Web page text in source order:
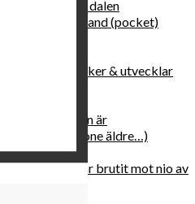
i gröna dalen
land (pocket)
hur du läker, stärker & utvecklar
var du än är
(åtminstone äldre…)
tio bud – jag har brutit mot nio av